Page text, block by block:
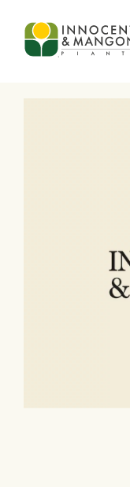
Skip to main content